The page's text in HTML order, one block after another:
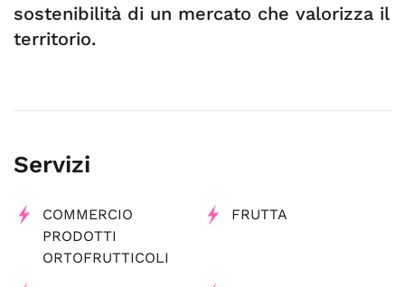
sostenibilità di un mercato che valorizza il
territorio.
Servizi
COMMERCIO
PRODOTTI
ORTOFRUTTICOLI
FRUTTA